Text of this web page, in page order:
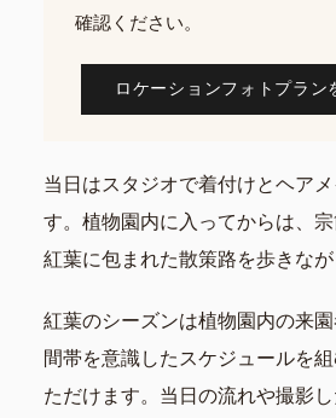
確認ください。
ロケーションフォトプラン
当日はスタジオで着付けとヘア
す。植物園内に入ってからは、
紅葉に包まれた散策路を歩きなが
紅葉のシーズンは植物園内の来
間帯を意識したスケジュールを
ただけます。当日の流れや撮影